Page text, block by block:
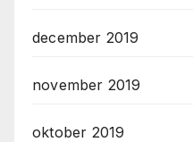
december 2019
november 2019
oktober 2019